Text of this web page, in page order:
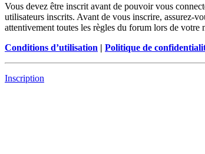
Vous devez être inscrit avant de pouvoir vous
utilisateurs inscrits. Avant de vous inscrire, assurez-
attentivement toutes les règles du forum lors de votre
Conditions d’utilisation | Politique de
Inscription